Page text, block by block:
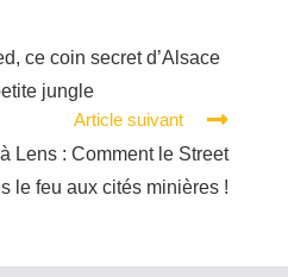
ce coin secret d’Alsace
jungle
Article suivant
Lens : Comment le Street
le feu aux cités minières !